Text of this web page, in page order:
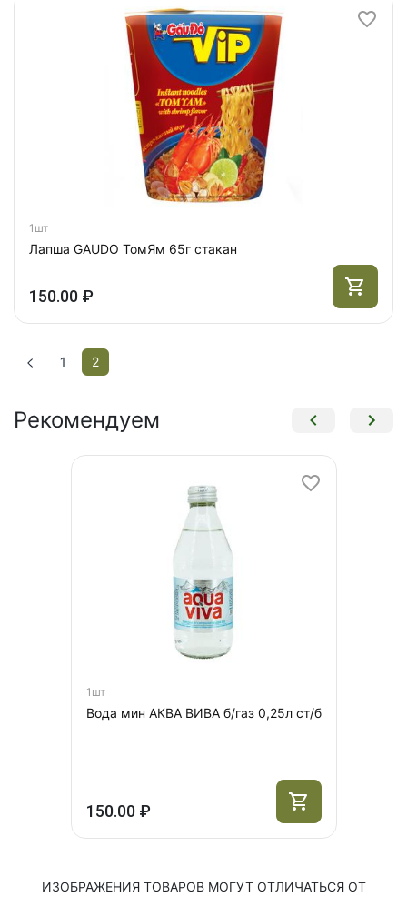
1шт
Лапша GAUDO ТомЯм 65г стакан
150.00 ₽
1 2
Рекомендуем
1шт
Вода мин АКВА ВИВА б/газ 0,25л ст/б
150.00 ₽
ИЗОБРАЖЕНИЯ ТОВАРОВ МОГУТ ОТЛИЧАТЬСЯ ОТ